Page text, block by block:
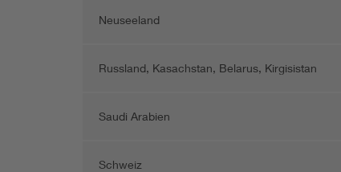
Neuseeland
Russland, Kasachstan, Belarus, Kirgisistan
Saudi Arabien
Schweiz